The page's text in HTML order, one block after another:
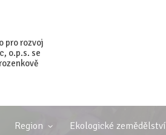
pro rozvoj
o.p.s. se
Region Ekologické zemědělství